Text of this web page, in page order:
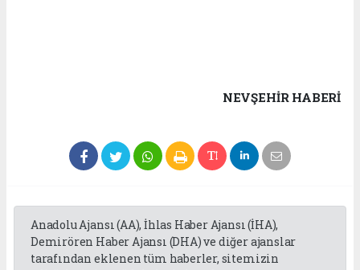
NEVŞEHIR HABERİ
Anadolu Ajansı (AA), İhlas Haber Ajansı (İHA),
Demirören Haber Ajansı (DHA) ve diğer ajanslar
tarafından eklenen tüm haberler, sitemizin